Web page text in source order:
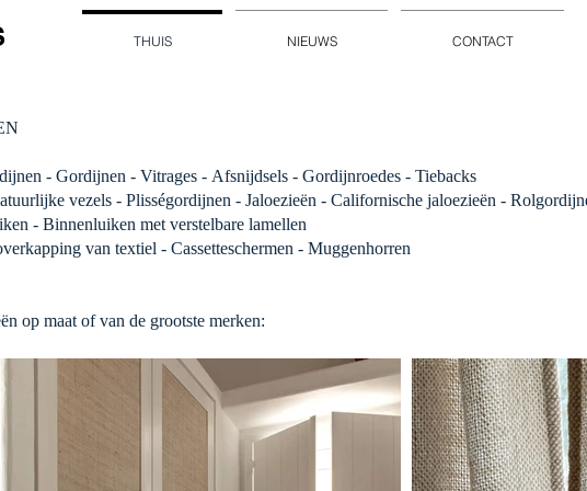
THUIS NIEUWS CONTACT
- Gordijnen - Vitrages - Afsnijdsels - Gordijnroedes - Tiebacks
vezels - Plisségordijnen - Jaloezieën - Californische jaloezieën -
- Binnenluiken met verstelbare lamellen
van textiel - Cassetteschermen - Muggenhorren
op maat of van de grootste merken: